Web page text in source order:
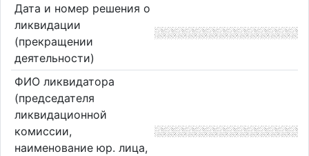
Дата и номер решения о
ликвидации
(прекращении
деятельности)
ФИО ликвидатора
(председателя
ликвидационной
комиссии,
наименование юр. лица,